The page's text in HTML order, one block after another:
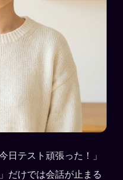
日テスト頑張った！」
だけでは会話が止まる